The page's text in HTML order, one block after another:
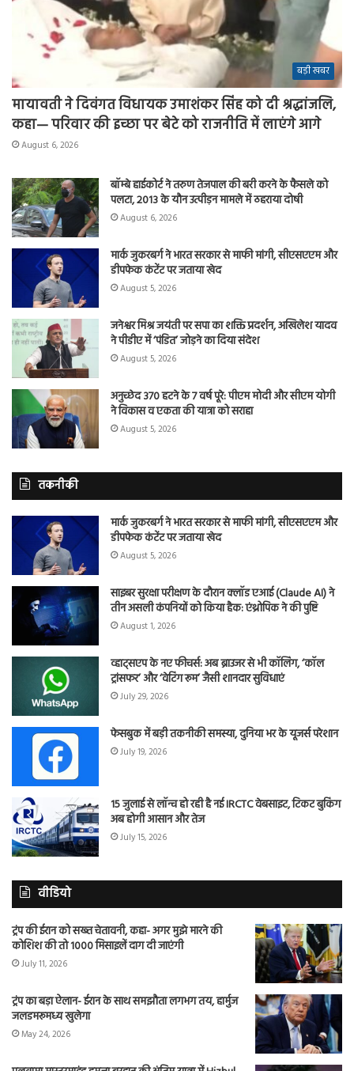
बड़ी खबर
मायावती ने दिवंगत विधायक उमाशंकर सिंह को दी श्रद्धांजलि,
कहा— परिवार की इच्छा पर बेटे को राजनीति में लाएंगे आगे
August 6, 2026
बॉम्बे हाईकोर्ट ने तरुण तेजपाल की बरी करने के फैसले को
पलटा, 2013 के यौन उत्पीड़न मामले में ठहराया दोषी
August 6, 2026
मार्क जुकरबर्ग ने भारत सरकार से माफी मांगी, सीएसएएम और
डीपफेक कंटेंट पर जताया खेद
August 5, 2026
जनेश्वर मिश्र जयंती पर सपा का शक्ति प्रदर्शन, अखिलेश यादव
ने पीडीए में ‘पंडित’ जोड़ने का दिया संदेश
August 5, 2026
अनुच्छेद 370 हटने के 7 वर्ष पूरे: पीएम मोदी और सीएम योगी
ने विकास व एकता की यात्रा को सराहा
August 5, 2026
तकनीकी
मार्क जुकरबर्ग ने भारत सरकार से माफी मांगी, सीएसएएम और
डीपफेक कंटेंट पर जताया खेद
August 5, 2026
साइबर सुरक्षा परीक्षण के दौरान क्लॉड एआई (Claude AI) ने
तीन असली कंपनियों को किया हैक: एंथ्रोपिक ने की पुष्टि
August 1, 2026
व्हाट्सएप के नए फीचर्स: अब ब्राउजर से भी कॉलिंग, ‘कॉल
ट्रांसफर’ और ‘वेटिंग रूम’ जैसी शानदार सुविधाएं
July 29, 2026
फेसबुक में बड़ी तकनीकी समस्या, दुनिया भर के यूजर्स परेशान
July 19, 2026
15 जुलाई से लॉन्च हो रही है नई IRCTC वेबसाइट, टिकट बुकिंग
अब होगी आसान और तेज
July 15, 2026
वीडियो
ट्रंप की ईरान को सख्त चेतावनी, कहा- अगर मुझे मारने की
कोशिश की तो 1000 मिसाइलें दाग दी जाएंगी
July 11, 2026
ट्रंप का बड़ा ऐलान- ईरान के साथ समझौता लगभग तय, हार्मुज
जलडमरूमध्य खुलेगा
May 24, 2026